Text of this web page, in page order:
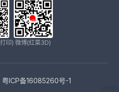
印) 微博(红菜3D)
粤ICP备16085260号-1